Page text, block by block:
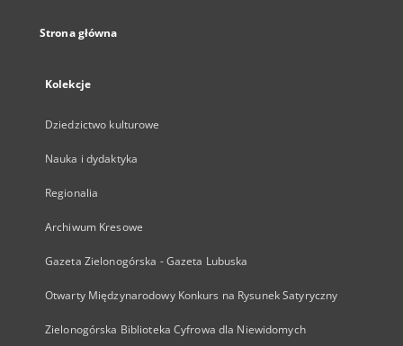
Strona główna
Kolekcje
Dziedzictwo kulturowe
Nauka i dydaktyka
Regionalia
Archiwum Kresowe
Gazeta Zielonogórska - Gazeta Lubuska
Otwarty Międzynarodowy Konkurs na Rysunek Satyryczny
Zielonogórska Biblioteka Cyfrowa dla Niewidomych